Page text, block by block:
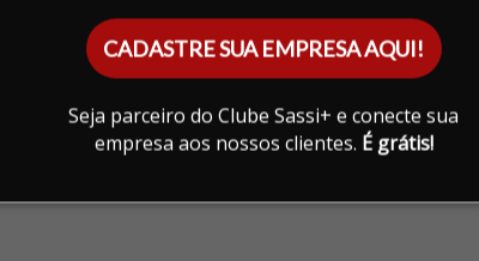
CADASTRE SUA EMPRESA AQUI!
Seja parceiro do Clube Sassi+ e conecte sua
empresa aos nossos clientes. É grátis!